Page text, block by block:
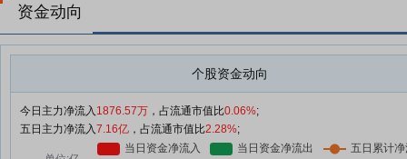
资金动向
个股资金动向
今日主力净流入 1876.57万 ，占流通市值比0.06%;
五日主力净流入7.16亿 ，占流通市值比2.28%;